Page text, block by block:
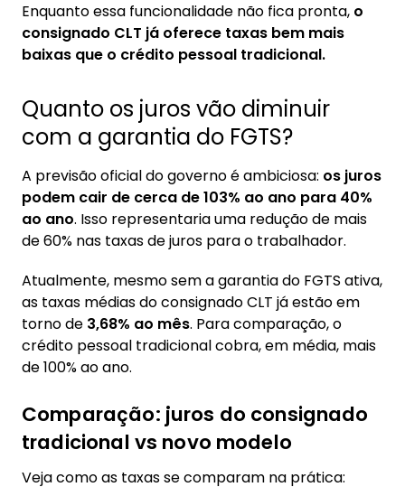
Enquanto essa funcionalidade não fica pronta, o
consignado CLT já oferece taxas bem mais
baixas que o crédito pessoal tradicional.
Quanto os juros vão diminuir
com a garantia do FGTS?
A previsão oficial do governo é ambiciosa: os juros
podem cair de cerca de 103% ao ano para 40%
ao ano. Isso representaria uma redução de mais
de 60% nas taxas de juros para o trabalhador.
Atualmente, mesmo sem a garantia do FGTS ativa,
as taxas médias do consignado CLT já estão em
torno de 3,68% ao mês. Para comparação, o
crédito pessoal tradicional cobra, em média, mais
de 100% ao ano.
Comparação: juros do consignado
tradicional vs novo modelo
Veja como as taxas se comparam na prática: